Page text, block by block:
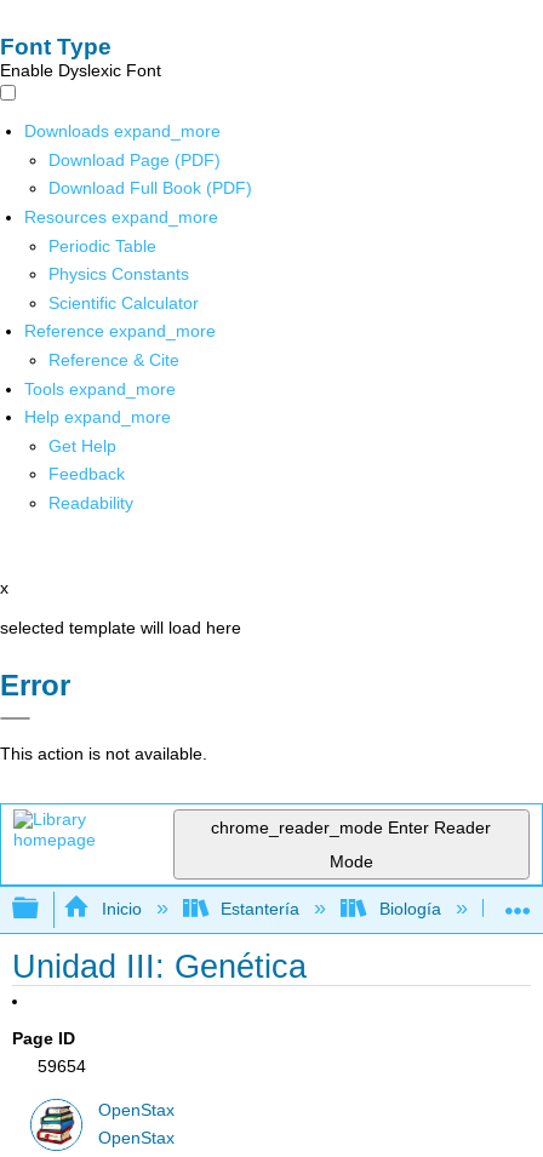
Font Type
Enable Dyslexic Font
Downloads expand_more
Download Page (PDF)
Download Full Book (PDF)
Resources expand_more
Periodic Table
Physics Constants
Scientific Calculator
Reference expand_more
Reference & Cite
Tools expand_more
Help expand_more
Get Help
Feedback
Readability
x
selected template will load here
Error
This action is not available.
chrome_reader_mode Enter Reader
Mode
Expandir/contraer jerarquía global
Inicio Estantería Biología
Unidad III: Genética
Page ID
59654
OpenStax
OpenStax